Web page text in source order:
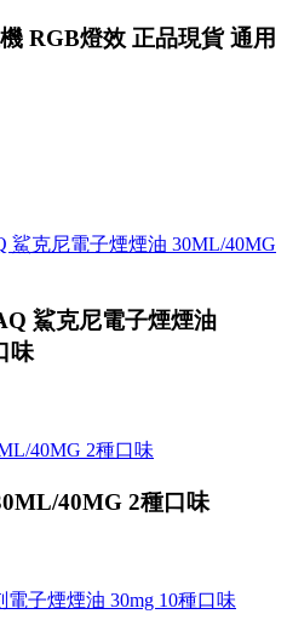
RGB燈效 正品現貨 通用
鯊克尼電子煙煙油
味
40MG 2種口味